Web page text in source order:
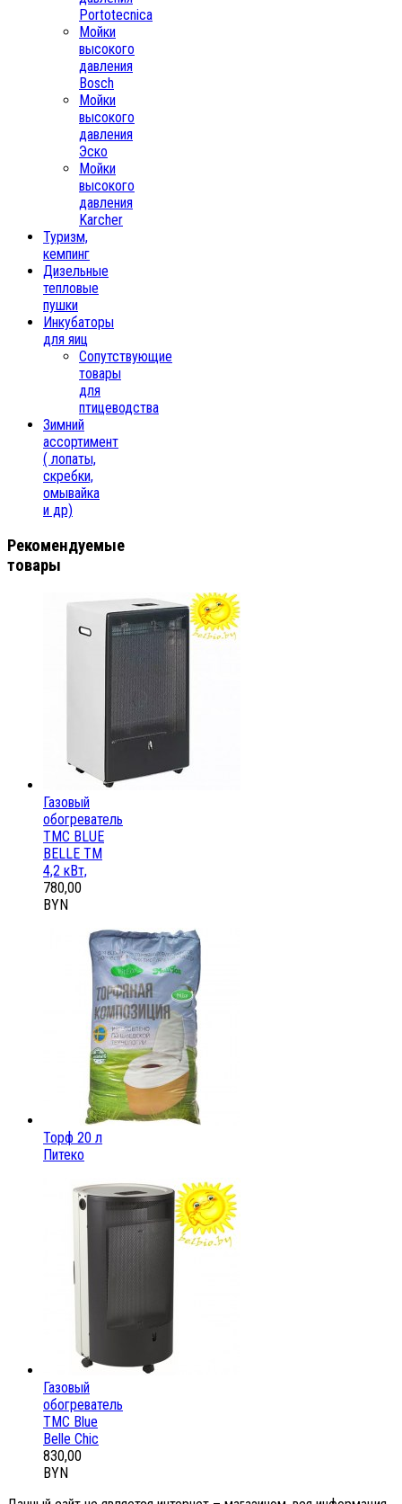
Portotecnica
Мойки
высокого
давления
Bosch
Мойки
высокого
давления
Эско
Мойки
высокого
давления
Karcher
Туризм,
кемпинг
Дизельные
тепловые
пушки
Инкубаторы
для яиц
Сопутствующие
товары
для
птицеводства
Зимний
ассортимент
( лопаты,
скребки,
омывайка
и др)
Рекомендуемые
товары
Газовый
обогреватель
ТМС BLUE
BELLE ТМ
4,2 кВт,
780,00
BYN
Торф 20 л
Питеко
Газовый
обогреватель
ТМС Blue
Belle Chic
830,00
BYN